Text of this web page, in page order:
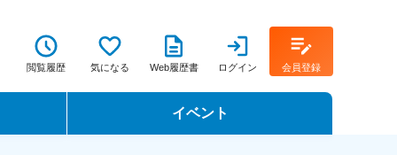
閲覧履歴 気になる Web履歴書 ログイン 会員登録
イベント